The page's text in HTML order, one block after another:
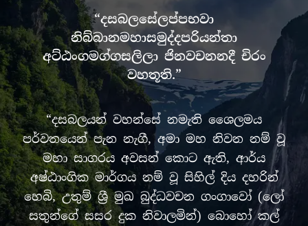
“දසබලසේලප්පභවා
නිබ්බානමහාසමුද්දපරියන්තා
අට්ඨංගමග්ගසලිලා ජිනවචනනදී චිරං
වහතූති.”
“දසබලයන් වහන්සේ නමැති ශෛලමය
පර්වතයෙන් පැන නැගී, අමා මහ නිවන නම් වූ
මහා සාගරය අවසන් කොට ඇති, ආර්ය
අෂ්ඨාංගික මාර්ගය නම් වූ සිහිල් දිය දහරින්
හෙබි, උතුම් ශ්‍රී මුඛ බුද්ධවචන ගංගාවෝ (ලෝ
සතුන්ගේ සසර දුක නිවාලමින්) බොහෝ කල්